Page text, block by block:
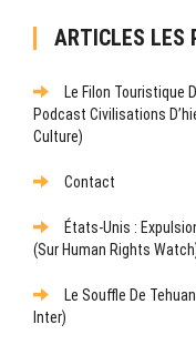
ARTICLES LES
Le Filon Touristique
Podcast Civilisations
Culture)
Contact
États-Unis :
(sur Human Rights
Le Souffle De
Inter)